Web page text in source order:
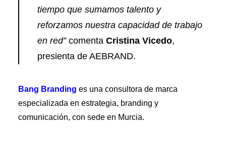
tiempo que sumamos talento y
reforzamos nuestra capacidad de trabajo
en red” comenta Cristina Vicedo,
presienta de AEBRAND.
Bang Branding es una consultora de marca
especializada en estrategia, branding y
comunicación, con sede en Murcia.